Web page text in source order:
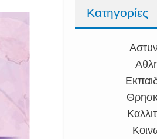
Κατηγορίες